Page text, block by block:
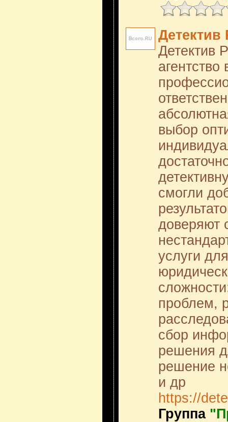
Детектив
Детектив
выбор
смогли
доверяют
услуги
проблем,
сбор
решения
решение
и др
https://
Группа